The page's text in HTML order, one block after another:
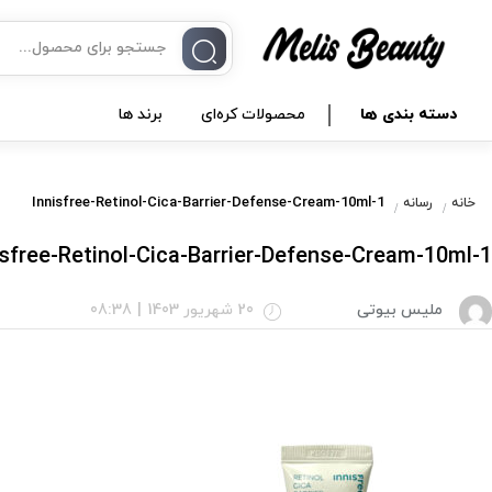
دسته بندی ها محصولات کره‌ای برند ها
خانه رسانه
Retinol-Cica-Barrier-Defense-Cream-10ml-1
ملیس بیوتی 20 شهریور 1403 08:38